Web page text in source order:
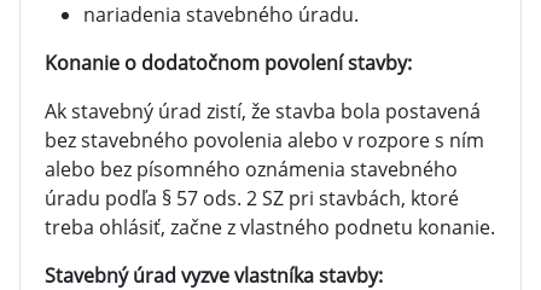
nariadenia stavebného úradu.
Konanie o dodatočnom povolení stavby:
Ak stavebný úrad zistí, že stavba bola postavená
bez stavebného povolenia alebo v rozpore s ním
alebo bez písomného oznámenia stavebného
úradu podľa § 57 ods. 2 SZ pri stavbách, ktoré
treba ohlásiť, začne z vlastného podnetu konanie.
Stavebný úrad vyzve vlastníka stavby: